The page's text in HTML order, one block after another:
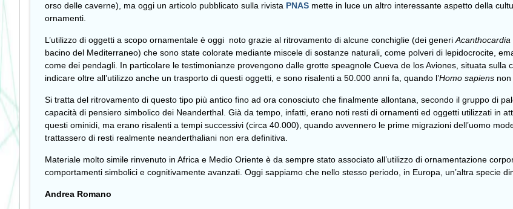
orso delle caverne), ma oggi un articolo pubblicato sulla rivista PNAS mette in luce un altro interessante aspetto della
ornamenti.
L’utilizzo di oggetti a scopo ornamentale è oggi noto grazie al ritrovamento di alcune conchiglie (dei generi Acanthocardia
bacino del Mediterraneo) che sono state colorate mediante miscele di sostanze naturali, come polveri di lepidocrocite,
come dei pendagli. In particolare le testimonianze provengono dalle grotte speagnole Cueva de los Aviones, situata
indicare oltre all’utilizzo anche un trasporto di questi oggetti, e sono risalenti a 50.000 anni fa, quando l’Homo sapiens non
Si tratta del ritrovamento di questo tipo più antico fino ad ora conosciuto che finalmente allontana, secondo il gruppo di
capacità di pensiero simbolico dei Neanderthal. Già da tempo, infatti, erano noti resti di ornamenti ed oggetti utilizzati in
questi ominidi, ma erano risalenti a tempi successivi (circa 40.000), quando avvennero le prime migrazioni dell’uomo
trattassero di resti realmente neanderthaliani non era definitiva.
Materiale molto simile rinvenuto in Africa e Medio Oriente è da sempre stato associato all’utilizzo di ornamentazione
comportamenti simbolici e cognitivamente avanzati. Oggi sappiamo che nello stesso periodo, in Europa, un’altra specie
Andrea Romano